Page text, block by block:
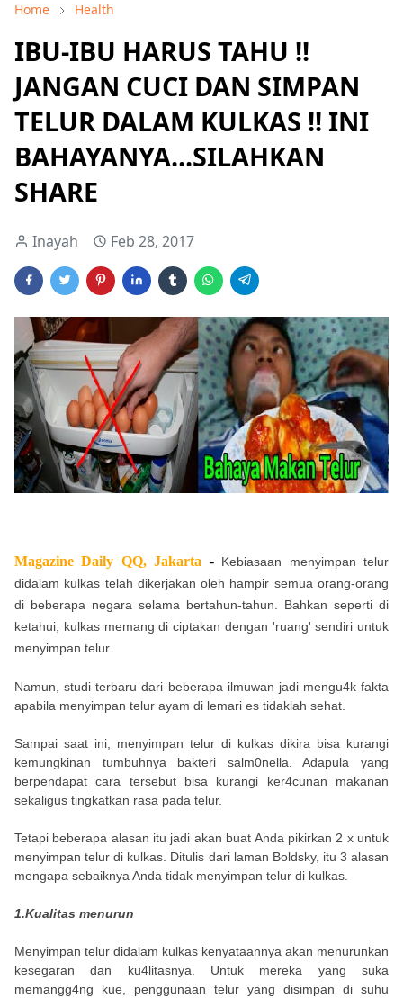
Home Health
IBU-IBU HARUS TAHU !!
JANGAN CUCI DAN SIMPAN
TELUR DALAM KULKAS !! INI
BAHAYANYA...SILAHKAN
SHARE
Inayah Feb 28, 2017
Magazine Daily QQ, Jakarta - Kebiasaan menyimpan telur
didalam kulkas telah dikerjakan oleh hampir semua orang-orang
di beberapa negara selama bertahun-tahun. Bahkan seperti di
ketahui, kulkas memang di ciptakan dengan 'ruang' sendiri untuk
menyimpan telur.
Namun, studi terbaru dari beberapa ilmuwan jadi mengu4k fakta
apabila menyimpan telur ayam di lemari es tidaklah sehat.
Sampai saat ini, menyimpan telur di kulkas dikira bisa kurangi
kemungkinan tumbuhnya bakteri salm0nella. Adapula yang
berpendapat cara tersebut bisa kurangi ker4cunan makanan
sekaligus tingkatkan rasa pada telur.
Tetapi beberapa alasan itu jadi akan buat Anda pikirkan 2 x untuk
menyimpan telur di kulkas. Ditulis dari laman Boldsky, itu 3 alasan
mengapa sebaiknya Anda tidak menyimpan telur di kulkas.
1.Kualitas menurun
Menyimpan telur didalam kulkas kenyataannya akan menurunkan
kesegaran dan ku4litasnya. Untuk mereka yang suka
memangg4ng kue, penggunaan telur yang disimpan di suhu